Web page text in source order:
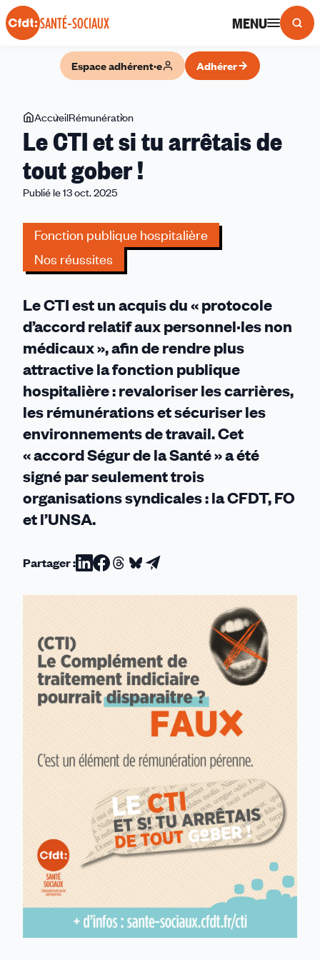
Panneau de gestion des cookies
SANTÉ-SOCIAUX MENU
Espace adhérent·e Adhérer
Vous
êtes
ici
AccueilRémunération
CTI
et
si
de
tout
Le CTI et si tu arrêtais de
tout gober !
Publié le 13 oct. 2025
Fonction publique hospitalière
Nos réussites
Le CTI est un acquis du « protocole
d’accord relatif aux personnel·les non
médicaux », afin de rendre plus
attractive la fonction publique
hospitalière : revaloriser les carrières,
les rémunérations et sécuriser les
environnements de travail. Cet
« accord Ségur de la Santé » a été
signé par seulement trois
organisations syndicales : la CFDT, FO
et l’UNSA.
Partager :Partager
sur
Linkedin
Partager
sur
Facebook
Partager
sur
Threads
Partager
sur
Bluesky
Partager
par
email